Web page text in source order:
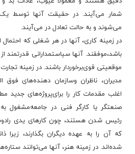
شمار می‌آیند. در حقیقت‌ آنها توسط
می‌شوند و به‌ حالت‌ تعادل‌ در می‌آیند.
در زمینه‌ کاری‌، آنها در هر شغلی‌ که‌
باشد،موفقند. آنها سیاستمدارانی‌ قدرتمند
موقعیتی‌ قوی‌برخوردار باشند. در زمینه‌
مدیران‌، ناظران‌ وسازمان‌ دهنده‌های‌
اغلب‌ مقدمات‌ کار را برای‌پروژه‌های‌ جدید
صنعتگر یا کارگر فنی‌ در جامعه‌مشغول‌
رئیس‌ شدن‌ هستند، چون‌ کارهای‌ یدی‌
که‌ آن‌ را به‌ عهده‌ دیگران‌ بگذارند، زیرا
شده‌اند. در زمینه‌ هنر، آنها می‌توانند